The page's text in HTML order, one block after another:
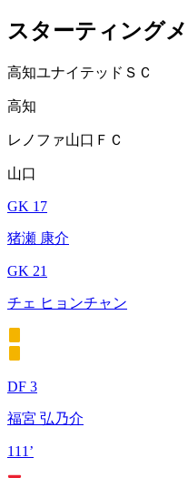
スターティング
高知ユナイテッドＳＣ
高知
レノファ山口ＦＣ
山口
GK 17
猪瀬 康介
GK 21
チェ ヒョンチャン
DF 3
福宮 弘乃介
111’